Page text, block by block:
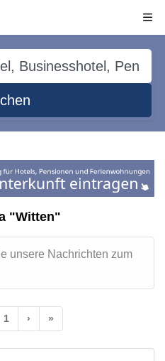
"Witten"
unsere Nachrichten zum
1 › »